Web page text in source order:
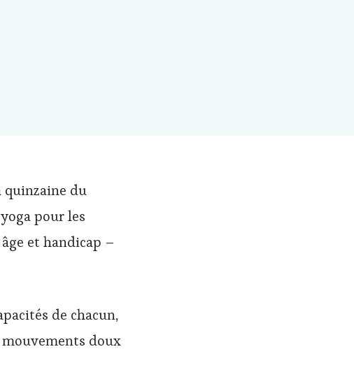
quinzaine du
pour les
et handicap –
de chacun,
doux